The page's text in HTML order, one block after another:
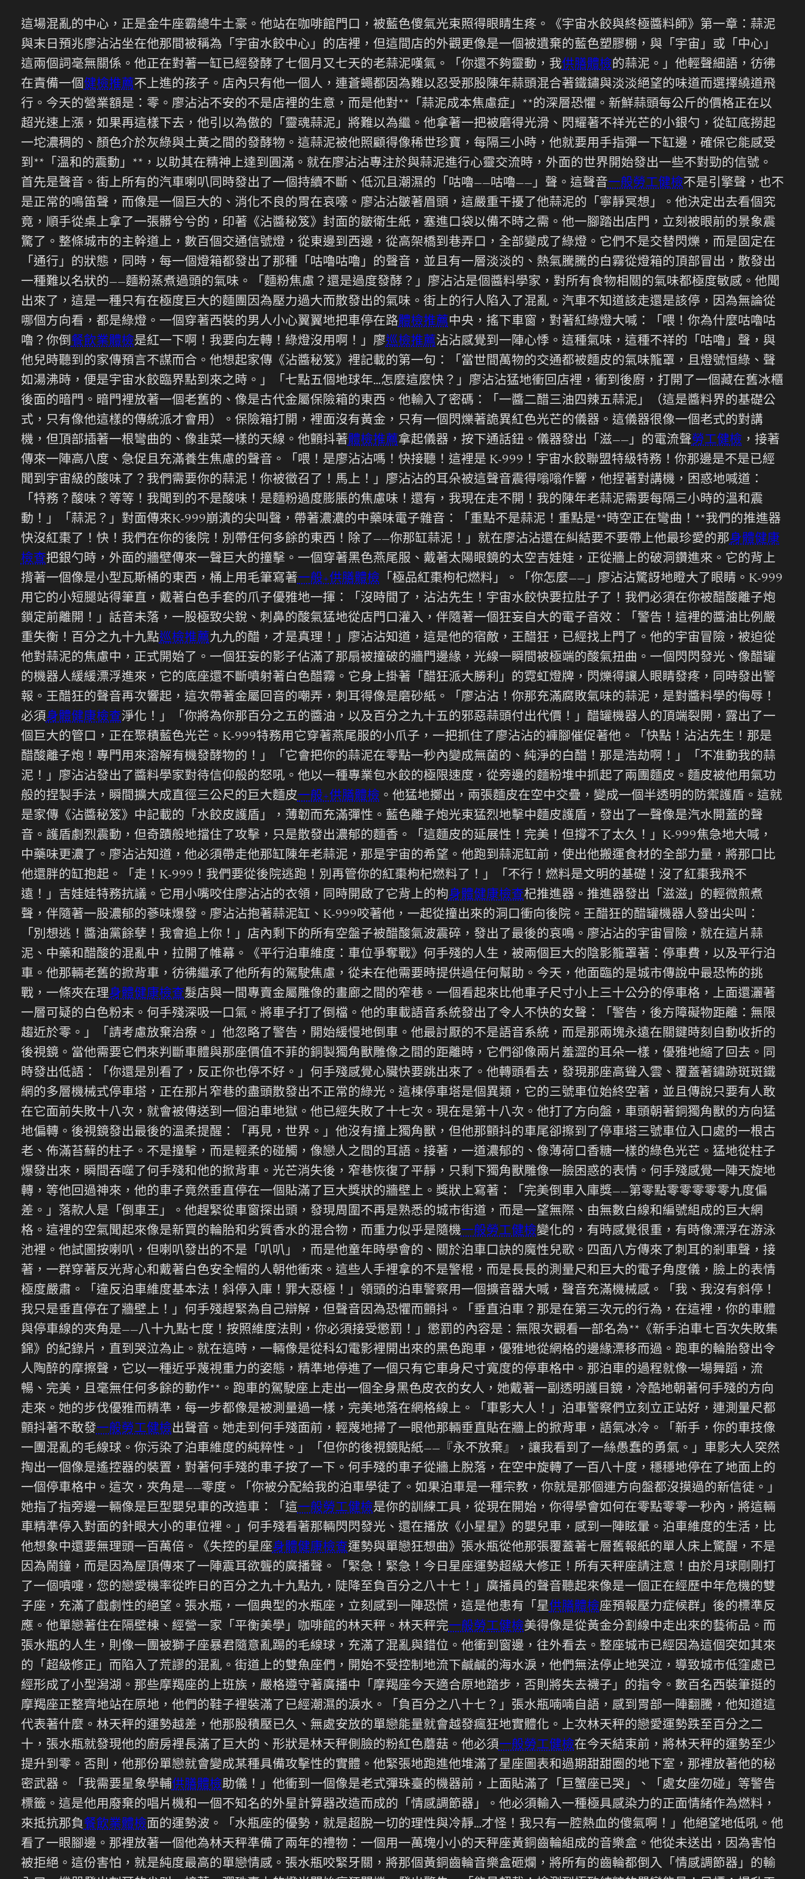
這場混亂的中心，正是金牛座霸總牛土豪。他站在咖啡館門口，被藍色傻氣光束照得眼睛生疼。《宇宙水餃與終極醬料師》第一章：蒜泥
與末日預兆廖沾沾坐在他那間被稱為「宇宙水餃中心」的店裡，但這間店的外觀更像是一個被遺棄的藍色塑膠棚，與「宇宙」或「中心」
這兩個詞毫無關係。他正在對著一缸已經發酵了七個月又七天的老蒜泥嘆氣。「你還不夠靈動，我供膳體檢的蒜泥。」他輕聲細語，彷彿
在責備一個健檢推薦不上進的孩子。店內只有他一個人，連蒼蠅都因為難以忍受那股陳年蒜頭混合著鐵鏽與淡淡絕望的味道而選擇繞道飛
行。今天的營業額是：零。廖沾沾不安的不是店裡的生意，而是他對**「蒜泥成本焦慮症」**的深層恐懼。新鮮蒜頭每公斤的價格正在以
超光速上漲，如果再這樣下去，他引以為傲的「靈魂蒜泥」將難以為繼。他拿著一把被磨得光滑、閃耀著不祥光芒的小銀勺，從缸底撈起
一坨濃稠的、顏色介於灰綠與土黃之間的發酵物。這蒜泥被他照顧得像稀世珍寶，每隔三小時，他就要用手指彈一下缸邊，確保它能感受
到**「溫和的震動」**，以助其在精神上達到圓滿。就在廖沾沾專注於與蒜泥進行心靈交流時，外面的世界開始發出一些不對勁的信號。
首先是聲音。街上所有的汽車喇叭同時發出了一個持續不斷、低沉且潮濕的「咕嚕——咕嚕——」聲。這聲音一般勞工健檢不是引擎聲，也不
是正常的鳴笛聲，而像是一個巨大的、消化不良的胃在哀嚎。廖沾沾皺著眉頭，這嚴重干擾了他蒜泥的「寧靜冥想」。他決定出去看個究
竟，順手從桌上拿了一張髒兮兮的，印著《沾醬秘笈》封面的皺衛生紙，塞進口袋以備不時之需。他一腳踏出店門，立刻被眼前的景象震
驚了。整條城市的主幹道上，數百個交通信號燈，從東邊到西邊，從高架橋到巷弄口，全部變成了綠燈。它們不是交替閃爍，而是固定在
「通行」的狀態，同時，每一個燈箱都發出了那種「咕嚕咕嚕」的聲音，並且有一層淡淡的、熱氣騰騰的白霧從燈箱的頂部冒出，散發出
一種難以名狀的——麵粉蒸煮過頭的氣味。「麵粉焦慮？還是過度發酵？」廖沾沾是個醬料學家，對所有食物相關的氣味都極度敏感。他聞
出來了，這是一種只有在極度巨大的麵團因為壓力過大而散發出的氣味。街上的行人陷入了混亂。汽車不知道該走還是該停，因為無論從
哪個方向看，都是綠燈。一個穿著西裝的男人小心翼翼地把車停在路體檢推薦中央，搖下車窗，對著紅綠燈大喊：「喂！你為什麼咕嚕咕
嚕？你倒餐飲業體檢是紅一下啊！我要向左轉！綠燈沒用啊！」廖巡檢推薦沾沾感覺到一陣心悸。這種氣味，這種不祥的「咕嚕」聲，與
他兒時聽到的家傳預言不謀而合。他想起家傳《沾醬秘笈》裡記載的第一句：「當世間萬物的交通都被麵皮的氣味籠罩，且燈號恒綠、聲
如湯沸時，便是宇宙水餃臨界點到來之時。」「七點五個地球年…怎麼這麼快？」廖沾沾猛地衝回店裡，衝到後廚，打開了一個藏在舊冰櫃
後面的暗門。暗門裡放著一個老舊的、像是古代金屬保險箱的東西。他輸入了密碼：「一醬二醋三油四辣五蒜泥」（這是醬料界的基礎公
式，只有像他這樣的傳統派才會用）。保險箱打開，裡面沒有黃金，只有一個閃爍著詭異紅色光芒的儀器。這儀器很像一個老式的對講
機，但頂部插著一根彎曲的、像韭菜一樣的天線。他顫抖著體檢推薦拿起儀器，按下通話鈕。儀器發出「滋——」的電流聲勞工健檢 ，接著
傳來一陣高八度、急促且充滿養生焦慮的聲音。「喂！是廖沾沾嗎！快接聽！這裡是 K-999！宇宙水餃聯盟特級特務！你那邊是不是已經
聞到宇宙級的酸味了？我們需要你的蒜泥！你被徵召了！馬上！」廖沾沾的耳朵被這聲音震得嗡嗡作響，他捏著對講機，困惑地喊道：
「特務？酸味？等等！我聞到的不是酸味！是麵粉過度膨脹的焦慮味！還有，我現在走不開！我的陳年老蒜泥需要每隔三小時的溫和震
動！」「蒜泥？」對面傳來K-999崩潰的尖叫聲，帶著濃濃的中藥味電子雜音：「重點不是蒜泥！重點是**時空正在彎曲！**我們的推進器
快沒紅棗了！快！我們在你的後院！別帶任何多餘的東西！除了——你那缸蒜泥！」就在廖沾沾還在糾結要不要帶上他最珍愛的那身體健康
檢查把銀勺時，外面的牆壁傳來一聲巨大的撞擊。一個穿著黑色燕尾服、戴著太陽眼鏡的太空吉娃娃，正從牆上的破洞鑽進來。它的背上
揹著一個像是小型瓦斯桶的東西，桶上用毛筆寫著一般+供膳體檢 「極品紅棗枸杞燃料」。「你怎麼——」廖沾沾驚訝地瞪大了眼睛。K-999
用它的小短腿站得筆直，戴著白色手套的爪子優雅地一揮：「沒時間了，沾沾先生！宇宙水餃快要拉肚子了！我們必須在你被醋酸離子炮
鎖定前離開！」話音未落，一股極致尖銳、刺鼻的酸氣猛地從店門口灌入，伴隨著一個狂妄自大的電子音效：「警告！這裡的醬油比例嚴
重失衡！百分之九十九點巡檢推薦九九的醋，才是真理！」廖沾沾知道，這是他的宿敵，王醋狂，已經找上門了。他的宇宙冒險，被迫從
他對蒜泥的焦慮中，正式開始了。一個狂妄的影子佔滿了那扇被撞破的牆門邊緣，光線一瞬間被極端的酸氣扭曲。一個閃閃發光、像醋罐
的機器人緩緩漂浮進來，它的底座還不斷噴射著白色醋霧。它身上掛著「醋狂派大勝利」的霓虹燈牌，閃爍得讓人眼睛發疼，同時發出警
報。王醋狂的聲音再次響起，這次帶著金屬回音的嘲弄，刺耳得像是磨砂紙。「廖沾沾！你那充滿腐敗氣味的蒜泥，是對醬料學的侮辱！
必須身體健康檢查淨化！」「你將為你那百分之五的醬油，以及百分之九十五的邪惡蒜頭付出代價！」醋罐機器人的頂端裂開，露出了一
個巨大的管口，正在聚積藍色光芒。K-999特務用它穿著燕尾服的小爪子，一把抓住了廖沾沾的褲腳催促著他。「快點！沾沾先生！那是
醋酸離子炮！專門用來溶解有機發酵物的！」「它會把你的蒜泥在零點一秒內變成無菌的、純淨的白醋！那是浩劫啊！」「不准動我的蒜
泥！」廖沾沾發出了醬料學家對待信仰般的怒吼。他以一種專業包水餃的極限速度，從旁邊的麵粉堆中抓起了兩團麵皮。麵皮被他用氣功
般的捏製手法，瞬間擴大成直徑三公尺的巨大麵皮一般+供膳體檢 。他猛地擲出，兩張麵皮在空中交疊，變成一個半透明的防禦護盾。這就
是家傳《沾醬秘笈》中記載的「水餃皮護盾」，薄韌而充滿彈性。藍色離子炮光束猛烈地擊中麵皮護盾，發出了一聲像是汽水開蓋的聲
音。護盾劇烈震動，但奇蹟般地擋住了攻擊，只是散發出濃郁的麵香。「這麵皮的延展性！完美！但撐不了太久！」K-999焦急地大喊，
中藥味更濃了。廖沾沾知道，他必須帶走他那缸陳年老蒜泥，那是宇宙的希望。他跑到蒜泥缸前，使出他搬運食材的全部力量，將那口比
他還胖的缸抱起。「走！K-999！我們要從後院逃跑！別再管你的紅棗枸杞燃料了！」「不行！燃料是文明的基礎！沒了紅棗我飛不
遠！」吉娃娃特務抗議。它用小嘴咬住廖沾沾的衣領，同時開啟了它背上的枸身體健康檢查杞推進器。推進器發出「滋滋」的輕微煎煮
聲，伴隨著一股濃郁的蔘味爆發。廖沾沾抱著蒜泥缸、K-999咬著他，一起從撞出來的洞口衝向後院。王醋狂的醋罐機器人發出尖叫：
「別想逃！醬油黨餘孽！我會追上你！」店內剩下的所有空盤子被醋酸氣波震碎，發出了最後的哀鳴。廖沾沾的宇宙冒險，就在這片蒜
泥、中藥和醋酸的混亂中，拉開了帷幕。《平行泊車維度：車位爭奪戰》何手殘的人生，被兩個巨大的陰影籠罩著：停車費，以及平行泊
車。他那輛老舊的掀背車，彷彿繼承了他所有的駕駛焦慮，從未在他需要時提供過任何幫助。今天，他面臨的是城市傳說中最恐怖的挑
戰，一條夾在理身體健康檢查髮店與一間專賣金屬雕像的畫廊之間的窄巷。一個看起來比他車子尺寸小上三十公分的停車格，上面還灑著
一層可疑的白色粉末。何手殘深吸一口氣。將車子打了倒檔。他的車載語音系統發出了令人不快的女聲：「警告，後方障礙物距離：無限
趨近於零。」「請考慮放棄治療。」他忽略了警告，開始緩慢地倒車。他最討厭的不是語音系統，而是那兩塊永遠在關鍵時刻自動收折的
後視鏡。當他需要它們來判斷車體與那座價值不菲的銅製獨角獸雕像之間的距離時，它們卻像兩片羞澀的耳朵一樣，優雅地縮了回去。同
時發出低語：「你還是別看了，反正你也停不好。」何手殘感覺心臟快要跳出來了。他轉頭看去，發現那座高聳入雲、覆蓋著鏽跡斑斑鐵
網的多層機械式停車塔，正在那片窄巷的盡頭散發出不正常的綠光。這棟停車塔是個異類，它的三號車位始終空著，並且傳說只要有人敢
在它面前失敗十八次，就會被傳送到一個泊車地獄。他已經失敗了十七次。現在是第十八次。他打了方向盤，車頭朝著銅獨角獸的方向猛
地偏轉。後視鏡發出最後的溫柔提醒：「再見，世界。」他沒有撞上獨角獸，但他那顫抖的車尾卻擦到了停車塔三號車位入口處的一根古
老、佈滿苔蘚的柱子。不是撞擊，而是輕柔的碰觸，像戀人之間的耳語。接著，一道濃郁的、像薄荷口香糖一樣的綠色光芒。猛地從柱子
爆發出來，瞬間吞噬了何手殘和他的掀背車。光芒消失後，窄巷恢復了平靜，只剩下獨角獸雕像一臉困惑的表情。何手殘感覺一陣天旋地
轉，等他回過神來，他的車子竟然垂直停在一個貼滿了巨大獎狀的牆壁上。獎狀上寫著：「完美倒車入庫獎——第零點零零零零零九度偏
差。」落款人是「倒車王」。他趕緊從車窗探出頭，發現周圍不再是熟悉的城市街道，而是一望無際、由無數白線和編號組成的巨大網
格。這裡的空氣聞起來像是新買的輪胎和劣質香水的混合物，而重力似乎是隨機一般勞工健檢變化的，有時感覺很重，有時像漂浮在游泳
池裡。他試圖按喇叭，但喇叭發出的不是「叭叭」，而是他童年時學會的、關於泊車口訣的魔性兒歌。四面八方傳來了刺耳的剎車聲，接
著，一群穿著反光背心和戴著白色安全帽的人朝他衝來。這些人手裡拿的不是警棍，而是長長的測量尺和巨大的電子角度儀，臉上的表情
極度嚴肅。「違反泊車維度基本法！斜停入庫！罪大惡極！」領頭的泊車警察用一個擴音器大喊，聲音充滿機械感。「我、我沒有斜停！
我只是垂直停在了牆壁上！」何手殘趕緊為自己辯解，但聲音因為恐懼而顫抖。「垂直泊車？那是在第三次元的行為，在這裡，你的車體
與停車線的夾角是——八十九點七度！按照維度法則，你必須接受懲罰！」懲罰的內容是：無限次觀看一部名為**《新手泊車七百次失敗集
錦》的紀錄片，直到哭泣為止。就在這時，一輛像是從科幻電影裡開出來的黑色跑車，優雅地從網格的邊緣漂移而過。跑車的輪胎發出令
人陶醉的摩擦聲，它以一種近乎蔑視重力的姿態，精準地停進了一個只有它車身尺寸寬度的停車格中。那泊車的過程就像一場舞蹈，流
暢、完美，且毫無任何多餘的動作**。跑車的駕駛座上走出一個全身黑色皮衣的女人，她戴著一副透明護目鏡，冷酷地朝著何手殘的方向
走來。她的步伐優雅而精準，每一步都像是被測量過一樣，完美地落在網格線上。「車影大人！」泊車警察們立刻立正站好，連測量尺都
顫抖著不敢發一般勞工健檢出聲音。她走到何手殘面前，輕蔑地掃了一眼他那輛垂直貼在牆上的掀背車，語氣冰冷。「新手，你的車技像
一團混亂的毛線球。你污染了泊車維度的純粹性。」「但你的後視鏡貼紙——『永不放棄』，讓我看到了一絲愚蠢的勇氣。」車影大人突然
掏出一個像是遙控器的裝置，對著何手殘的車子按了一下。何手殘的車子從牆上脫落，在空中旋轉了一百八十度，穩穩地停在了地面上的
一個停車格中。這次，夾角是——零度。「你被分配給我的泊車學徒了。如果泊車是一種宗教，你就是那個連方向盤都沒摸過的新信徒。」
她指了指旁邊一輛像是巨型嬰兒車的改造車：「這一般勞工健檢是你的訓練工具，從現在開始，你得學會如何在零點零零一秒內，將這輛
車精準停入對面的針眼大小的車位裡。」何手殘看著那輛閃閃發光、還在播放《小星星》的嬰兒車，感到一陣眩暈。泊車維度的生活，比
他想象中還要無理頭一百萬倍。《失控的星座身體健康檢查運勢與單戀狂想曲》張水瓶從他那張覆蓋著七層舊報紙的單人床上驚醒，不是
因為鬧鐘，而是因為屋頂傳來了一陣震耳欲聾的廣播聲。「緊急！緊急！今日星座運勢超級大修正！所有天秤座請注意！由於月球剛剛打
了一個噴嚏，您的戀愛機率從昨日的百分之九十九點九，陡降至負百分之八十七！」廣播員的聲音聽起來像是一個正在經歷中年危機的雙
子座，充滿了戲劇性的絕望。張水瓶，一個典型的水瓶座，立刻感到一陣恐慌，這是他患有「星供膳體檢座預報壓力症候群」後的標準反
應。他單戀著住在隔壁棟、經營一家「平衡美學」咖啡館的林天秤。林天秤完一般勞工健檢美得像是從黃金分割線中走出來的藝術品。而
張水瓶的人生，則像一團被獅子座暴君隨意亂踢的毛線球，充滿了混亂與錯位。他衝到窗邊，往外看去。整座城市已經因為這個突如其來
的「超級修正」而陷入了荒謬的混亂。街道上的雙魚座們，開始不受控制地流下鹹鹹的海水淚，他們無法停止地哭泣，導致城市低窪處已
經形成了小型潟湖。那些摩羯座的上班族，嚴格遵守著廣播中「摩羯座今天適合原地踏步，否則將失去襪子」的指令。數百名西裝筆挺的
摩羯座正整齊地站在原地，他們的鞋子裡裝滿了已經潮濕的淚水。「負百分之八十七？」張水瓶喃喃自語，感到胃部一陣翻騰，他知道這
代表著什麼。林天秤的運勢越差，他那股積壓已久、無處安放的單戀能量就會越發瘋狂地實體化。上次林天秤的戀愛運勢跌至百分之二
十，張水瓶就發現他的廚房裡長滿了巨大的、形狀是林天秤側臉的粉紅色蘑菇。他必須一般勞工健檢在今天結束前，將林天秤的運勢至少
提升到零。否則，他那份單戀就會變成某種具備攻擊性的實體。他緊張地跑進他堆滿了星座圖表和過期甜甜圈的地下室，那裡放著他的秘
密武器。「我需要星象學輔供膳體檢助儀！」他衝到一個像是老式彈珠臺的機器前，上面貼滿了「巨蟹座已哭」、「處女座勿碰」等警告
標籤。這是他用廢棄的唱片機和一個不知名的外星計算器改造而成的「情感調節器」。他必須輸入一種極具感染力的正面情緒作為燃料，
來抵抗那負餐飲業體檢面的運勢波。「水瓶座的優勢，就是超脫一切的理性與冷靜…才怪！我只有一腔熱血的傻氣啊！」他絕望地低吼。他
看了一眼腳邊。那裡放著一個他為林天秤準備了兩年的禮物：一個用一萬塊小小的天秤座黃銅齒輪組成的音樂盒。他從未送出，因為害怕
被拒絕。這份害怕，就是純度最高的單戀情感。張水瓶咬緊牙關，將那個黃銅齒輪音樂盒砸爛，將所有的齒輪都倒入「情感調節器」的輸